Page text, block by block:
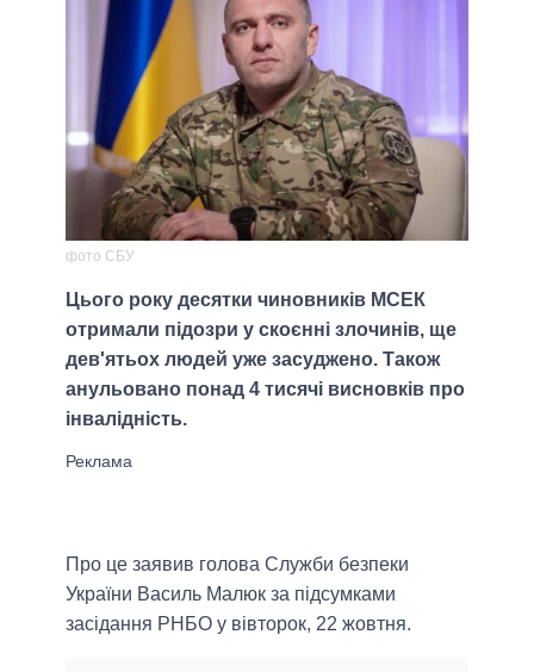
фото СБУ
Цього року десятки чиновників МСЕК
отримали підозри у скоєнні злочинів, ще
дев'ятьох людей уже засуджено. Також
анульовано понад 4 тисячі висновків про
інвалідність.
Про це заявив голова Служби безпеки
України Василь Малюк за підсумками
засідання РНБО у вівторок, 22 жовтня.